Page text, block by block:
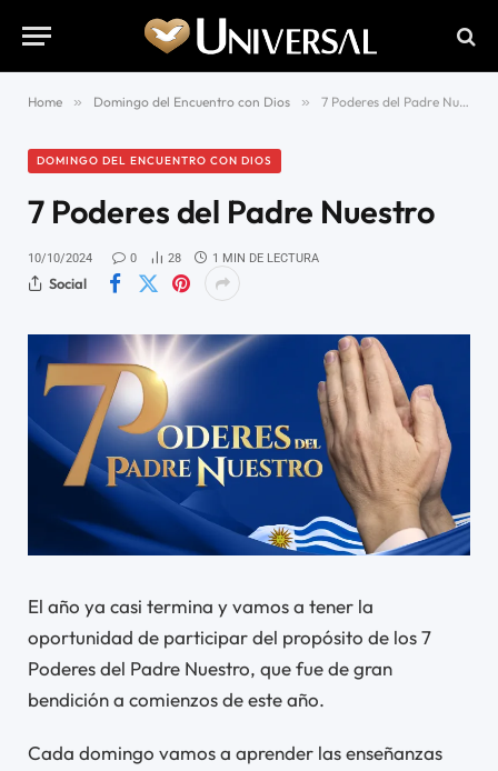
Home » Domingo del Encuentro con Dios » 7 Poderes del Padre Nuestro
DOMINGO DEL ENCUENTRO CON DIOS
7 Poderes del Padre Nuestro
10/10/2024 0 28 1 MIN DE LECTURA
Social
El año ya casi termina y vamos a tener la
oportunidad de participar del propósito de los 7
Poderes del Padre Nuestro, que fue de gran
bendición a comienzos de este año.
Cada domingo vamos a aprender las enseñanzas